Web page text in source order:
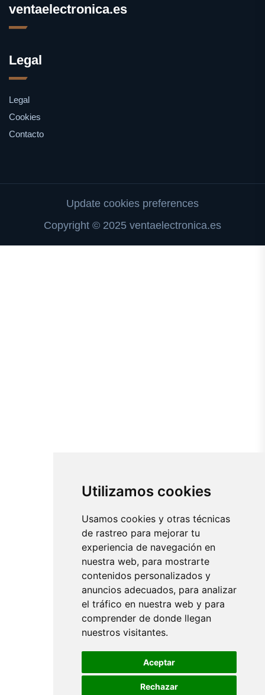
Utilizamos cookies
Usamos cookies y otras técnicas
de rastreo para mejorar tu
experiencia de navegación en
nuestra web, para mostrarte
contenidos personalizados y
anuncios adecuados, para analizar
el tráfico en nuestra web y para
comprender de donde llegan
nuestros visitantes.
Aceptar
Rechazar
ventaelectronica.es
Legal
Legal
Cookies
Contacto
Update cookies preferences
Copyright © 2025 ventaelectronica.es